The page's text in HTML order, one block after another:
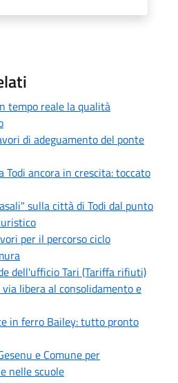
tempo reale la qualità
di adeguamento del ponte
Todi ancora in crescita: toccato
sulla città di Todi dal punto
per il percorso ciclo
dell'ufficio Tari (Tariffa rifiuti)
libera al consolidamento e
in ferro Bailey: tutto pronto
e Comune per
nelle scuole